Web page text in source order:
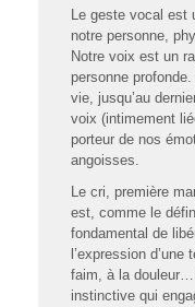
Le geste vocal est
notre personne,
Notre voix est un
personne
vie, jusqu’au
voix (intimement
porteur de nos
angoisses.
Le cri, première
est, comme le
fondamental de
l’expression
faim, à la douleur…
instinctive qui